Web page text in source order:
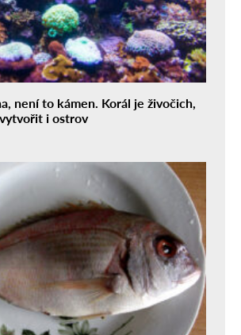
není to kámen. Korál je živočich,
i ostrov